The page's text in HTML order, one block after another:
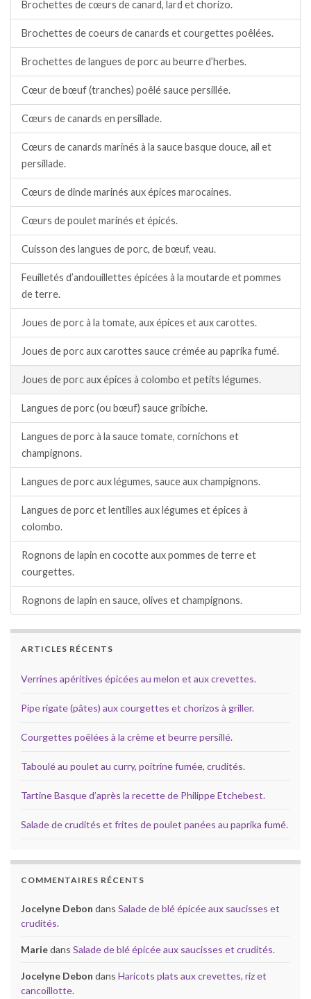
Brochettes de cœurs de canard, lard et chorizo.
Brochettes de coeurs de canards et courgettes poêlées.
Brochettes de langues de porc au beurre d’herbes.
Cœur de bœuf (tranches) poêlé sauce persillée.
Cœurs de canards en persillade.
Cœurs de canards marinés à la sauce basque douce, ail et
persillade.
Cœurs de dinde marinés aux épices marocaines.
Cœurs de poulet marinés et épicés.
Cuisson des langues de porc, de bœuf, veau.
Feuilletés d’andouillettes épicées à la moutarde et pommes
de terre.
Joues de porc à la tomate, aux épices et aux carottes.
Joues de porc aux carottes sauce crémée au paprika fumé.
Joues de porc aux épices à colombo et petits légumes.
Langues de porc (ou bœuf) sauce gribiche.
Langues de porc à la sauce tomate, cornichons et
champignons.
Langues de porc aux légumes, sauce aux champignons.
Langues de porc et lentilles aux légumes et épices à
colombo.
Rognons de lapin en cocotte aux pommes de terre et
courgettes.
Rognons de lapin en sauce, olives et champignons.
ARTICLES RÉCENTS
Verrines apéritives épicées au melon et aux crevettes.
Pipe rigate (pâtes) aux courgettes et chorizos à griller.
Courgettes poêlées à la crème et beurre persillé.
Taboulé au poulet au curry, poitrine fumée, crudités.
Tartine Basque d’après la recette de Philippe Etchebest.
Salade de crudités et frites de poulet panées au paprika fumé.
COMMENTAIRES RÉCENTS
Jocelyne Debon dans Salade de blé épicée aux saucisses et
crudités.
Mariedans Salade de blé épicée aux saucisses et crudités.
Jocelyne Debon dans Haricots plats aux crevettes, riz et
cancoillotte.